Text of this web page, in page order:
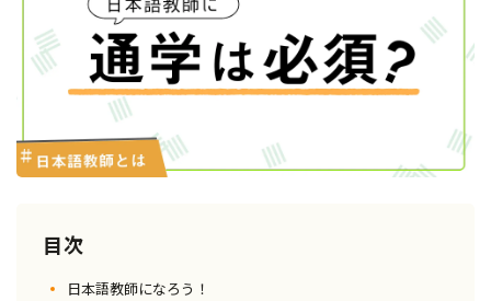
目次
日本語教師になろう！